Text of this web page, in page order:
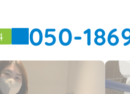
050-